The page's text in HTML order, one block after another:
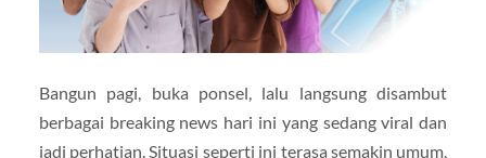
Bangun pagi, buka ponsel, lalu langsung disambut
berbagai breaking news hari ini yang sedang viral dan
jadi perhatian. Situasi seperti ini terasa semakin umum,